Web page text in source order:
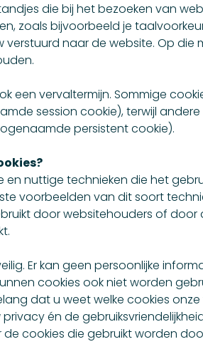
die bij het bezoeken van
zoals bijvoorbeeld je
naar de website. Op die
een vervaltermijn. Sommige
session cookie), terwijl
persistent cookie).
nuttige technieken die het
voorbeelden van dit soort
door websitehouders of
Er kan geen persoonlijke
cookies ook niet worden
dat u weet welke cookies
én de
de cookies die gebruikt worden